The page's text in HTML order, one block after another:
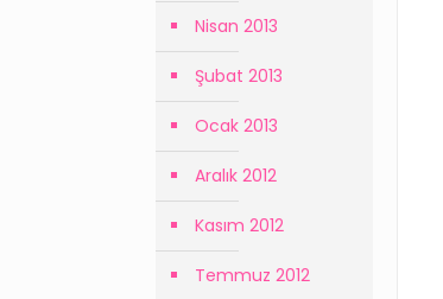
Nisan 2013
Şubat 2013
Ocak 2013
Aralık 2012
Kasım 2012
Temmuz 2012